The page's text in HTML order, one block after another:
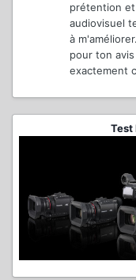
prétention et
audiovisuel
à
pour ton
exactement
Test